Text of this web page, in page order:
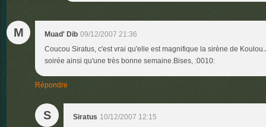
M Muad' Dib 09/12/2007 21:36
Coucou Siratus, c'est vrai qu'elle est magnifique la sirène de
soirée ainsi qu'une très bonne semaine.Bises, :0010:
Répondre
S Siratus 10/12/2007 12:15